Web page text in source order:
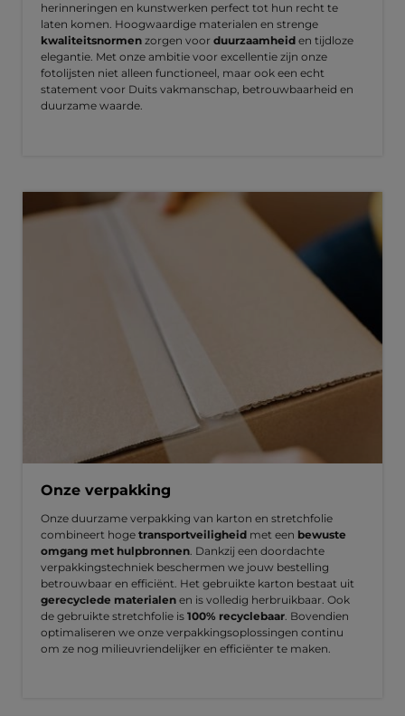
herinneringen en kunstwerken perfect tot hun recht te
laten komen. Hoogwaardige materialen en strenge
kwaliteitsnormen zorgen voor duurzaamheid en tijdloze
elegantie. Met onze ambitie voor excellentie zijn onze
fotolijsten niet alleen functioneel, maar ook een echt
statement voor Duits vakmanschap, betrouwbaarheid en
duurzame waarde.
Onze verpakking
Onze duurzame verpakking van karton en stretchfolie
combineert hoge transportveiligheid met een bewuste
omgang met hulpbronnen . Dankzij een doordachte
verpakkingstechniek beschermen we jouw bestelling
betrouwbaar en efficiënt. Het gebruikte karton bestaat uit
gerecyclede materialen en is volledig herbruikbaar. Ook
de gebruikte stretchfolie is 100% recyclebaar . Bovendien
optimaliseren we onze verpakkingsoplossingen continu
om ze nog milieuvriendelijker en efficiënter te maken.